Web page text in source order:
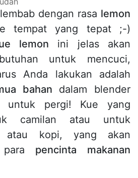
dengan rasa lemon
tempat yang tepat ;-)
lemon ini jelas akan
untuk mencuci,
Anda lakukan adalah
bahan dalam blender
untuk pergi! Kue yang
camilan atau untuk
atau kopi, yang akan
para pencinta makanan